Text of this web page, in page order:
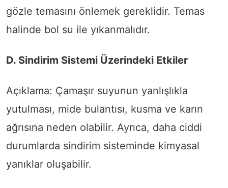
gözle temasını önlemek gereklidir. Temas
halinde bol su ile yıkanmalıdır.
D. Sindirim Sistemi Üzerindeki Etkiler
Açıklama: Çamaşır suyunun yanlışlıkla
yutulması, mide bulantısı, kusma ve karın
ağrısına neden olabilir. Ayrıca, daha ciddi
durumlarda sindirim sisteminde kimyasal
yanıklar oluşabilir.